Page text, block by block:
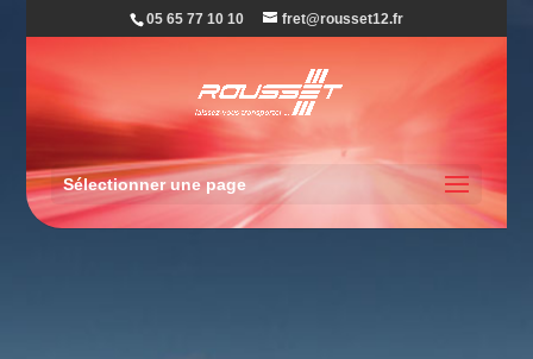
05 65 77 10 10 fret@rousset12.fr
Sélectionner une page